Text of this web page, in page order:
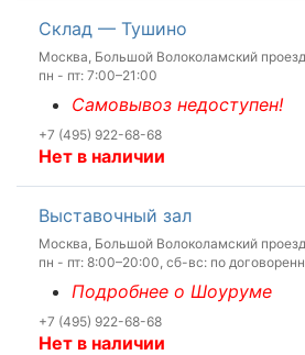
Склад — Тушино
Москва, Большой Волоколамский
пн - пт: 7:00–21:00
Самовывоз недоступен!
+7 (495) 922-68-68
Нет в наличии
Выставочный зал
Москва, Большой Волоколамский проезд,
пн - пт: 8:00–20:00, сб-вс: по
Подробнее о Шоуруме
+7 (495) 922-68-68
Нет в наличии